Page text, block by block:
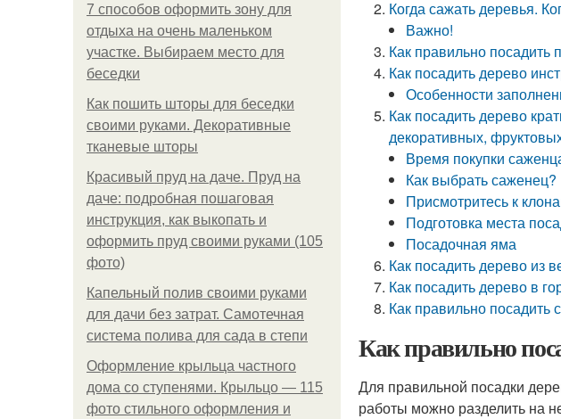
7 способов оформить зону для
отдыха на очень маленьком
участке. Выбираем место для
беседки
Как пошить шторы для беседки
своими руками. Декоративные
тканевые шторы
Красивый пруд на даче. Пруд на
даче: подробная пошаговая
инструкция, как выкопать и
оформить пруд своими руками (105
фото)
Капельный полив своими руками
для дачи без затрат. Самотечная
система полива для сада в степи
Оформление крыльца частного
дома со ступенями. Крыльцо — 115
фото стильного оформления и
Когда сажать деревья.
Важно!
Как правильно посадить
Как посадить дерево
Особенности
Как посадить дерево
декоративных,
Время покупки
Как выбрать саженец?
Присмотритесь к
Подготовка места
Посадочная яма
Как посадить дерево из
Как посадить дерево в
Как правильно посадить
Как правильно
Для правильной посадки
работы можно разделить на